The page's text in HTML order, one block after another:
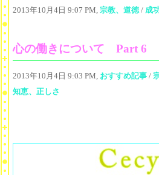
2013年10月4日 9:07 PM, 宗教、道徳/ 成
心の働きについて Part 6
2013年10月4日 9:03 PM, おすすめ記事 /
知恵、正しさ